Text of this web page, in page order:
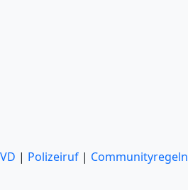
| Polizeiruf | Communityregeln